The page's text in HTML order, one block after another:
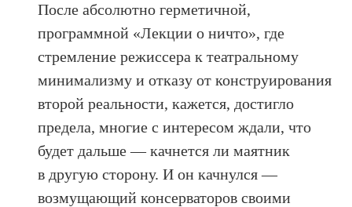
После абсолютно герметичной,
программной «Лекции о ничто», где
стремление режиссера к театральному
минимализму и отказу от конструирования
второй реальности, кажется, достигло
предела, многие с интересом ждали, что
будет дальше — качнется ли маятник
в другую сторону. И он качнулся —
возмущающий консерваторов своими